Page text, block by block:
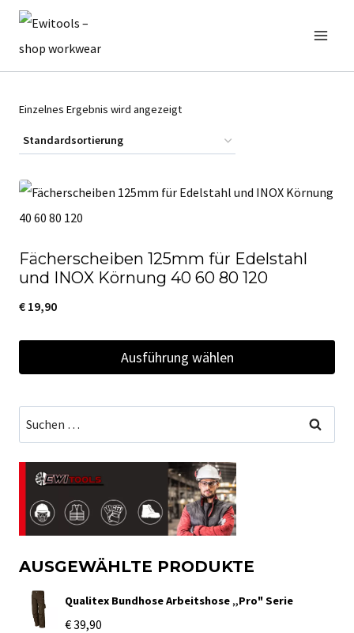
Zum
Einzelnes Ergebnis wird angezeigt
Fächerscheiben 125mm für Edelstahl
und INOX Körnung 40 60 80 120
€ 19,90
Ausführung wählen
Produkt
mehrere
Varianten
auf.
Die
Optionen
können
auf
Suchen
nach:
AUSGEWÄHLTE PRODUKTE
Qualitex Bundhose Arbeitshose „Pro" Serie
€39,90